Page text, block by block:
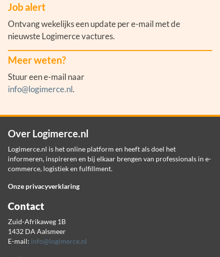
Job alert
Ontvang wekelijks een update per e-mail met de
nieuwste Logimerce vactures.
Meer weten?
Stuur een e-mail naar
info@logimerce.nl.
Over Logimerce.nl
Logimerce.nl is het online platform en heeft als doel het
informeren, inspireren en bij elkaar brengen van professionals in e-
commerce, logistiek en fulfillment.
Onze privacyverklaring
Contact
Zuid-Afrikaweg 1B
1432 DA Aalsmeer
E-mail: info@logimerce.nl